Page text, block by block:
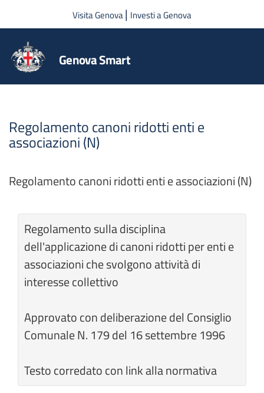
Salta al contenuto principale
Visita Genova| Investi a Genova
Genova Smart
Regolamento canoni ridotti enti e
associazioni (N)
Regolamento canoni ridotti enti e associazioni (N)
Regolamento sulla disciplina
dell'applicazione di canoni ridotti per enti e
associazioni che svolgono attività di
interesse collettivo
Approvato con deliberazione del Consiglio
Comunale N. 179 del 16 settembre 1996
Testo corredato con link alla normativa